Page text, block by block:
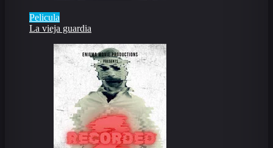
Pelicula
La vieja guardia